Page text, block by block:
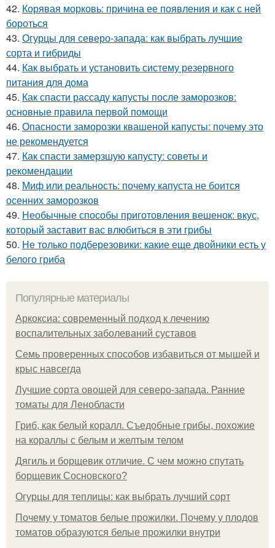
42. Корявая морковь: причина ее появления и как с ней
бороться
43. Огурцы для северо-запада: как выбрать лучшие
сорта и гибриды
44. Как выбрать и установить систему резервного
питания для дома
45. Как спасти рассаду капусты после заморозков:
основные правила первой помощи
46. Опасности заморозки квашеной капусты: почему это
не рекомендуется
47. Как спасти замерзшую капусту: советы и
рекомендации
48. Миф или реальность: почему капуста не боится
осенних заморозков
49. Необычные способы приготовления вешенок: вкус,
который заставит вас влюбиться в эти грибы
50. Не только подберезовики: какие еще двойники есть у
белого гриба
Популярные материалы
Аркоксиа: современный подход к лечению
воспалительных заболеваний суставов
Семь проверенных способов избавиться от мышей и
крыс навсегда
Лучшие сорта овощей для северо-запада. Ранние
томаты для Ленобласти
Гриб, как белый коралл. Съедобные грибы, похожие
на кораллы с белым и желтым телом
Дягиль и борщевик отличие. С чем можно спутать
борщевик Сосновского?
Огурцы для теплицы: как выбрать лучший сорт
Почему у томатов белые прожилки. Почему у плодов
томатов образуются белые прожилки внутри